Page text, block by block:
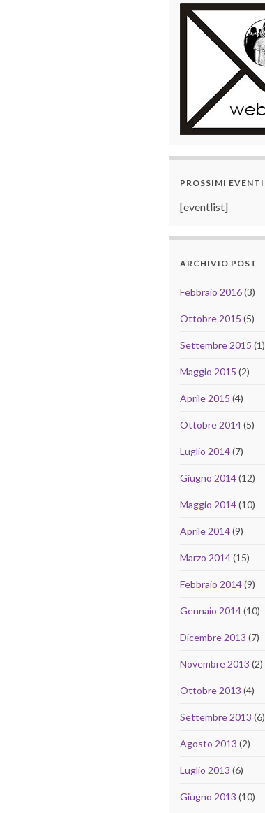
PROSSIMI EVENTI
[eventlist]
ARCHIVIO POST
Febbraio 2016(3)
Ottobre 2015 (5)
Settembre 2015 (1)
Maggio 2015 (2)
Aprile 2015 (4)
Ottobre 2014(5)
Luglio 2014(7)
Giugno 2014(12)
Maggio 2014(10)
Aprile 2014(9)
Marzo 2014(15)
Febbraio 2014(9)
Gennaio 2014(10)
Dicembre 2013 (7)
Novembre 2013 (2)
Ottobre 2013 (4)
Settembre 2013 (6)
Agosto 2013 (2)
Luglio 2013 (6)
Giugno 2013 (10)